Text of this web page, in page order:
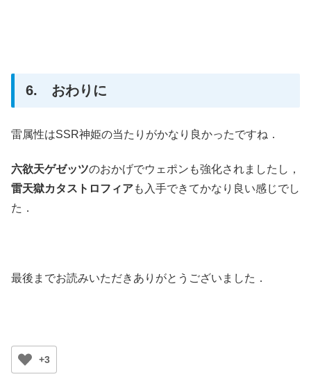
6. おわりに
雷属性はSSR神姫の当たりがかなり良かったですね．
六欲天ゲゼッツのおかげでウェポンも強化されましたし，
雷天獄カタストロフィアも入手できてかなり良い感じでし
た．
最後までお読みいただきありがとうございました．
+3